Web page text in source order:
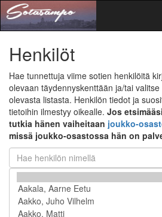
Henkilöt
Hae tunnettuja viime sotien henkilöitä
olevaan täydennyskenttään ja/tai
olevasta listasta. Henkilön tiedot ja
tietoihin ilmestyy oikealle. Jos
tutkia hänen vaiheitaan joukko-
missä joukko-osastossa hän on